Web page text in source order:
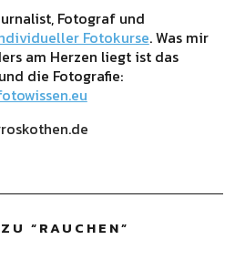
Fotograf und
Fotokurse. Was mir
am Herzen liegt ist das
die Fotografie:
“RAUCHEN”